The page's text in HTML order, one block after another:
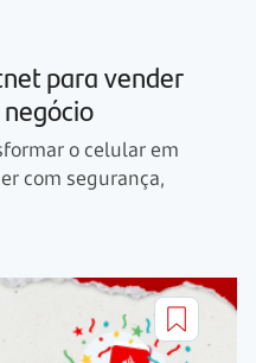
para vender
o celular em
com segurança,